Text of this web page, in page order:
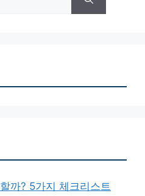
까? 5가지 체크리스트